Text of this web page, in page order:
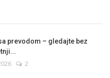
prevodom – gledajte bez
2